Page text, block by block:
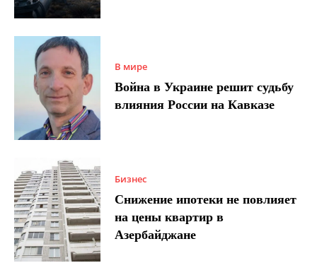
В мире
Война в Украине решит судьбу
влияния России на Кавказе
Бизнес
Снижение ипотеки не повлияет
на цены квартир в
Азербайджане